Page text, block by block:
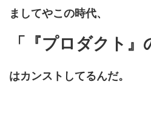
ましてやこの時代、
「『プロダクト』
はカンストしてるんだ。